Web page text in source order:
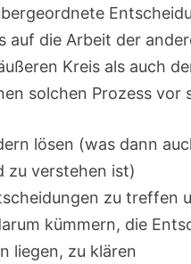
auf die Arbeit der
Kreis als auch
solchen Prozess vor
lösen (was dann
zu verstehen ist)
zu treffen
kümmern, die
liegen, zu klären